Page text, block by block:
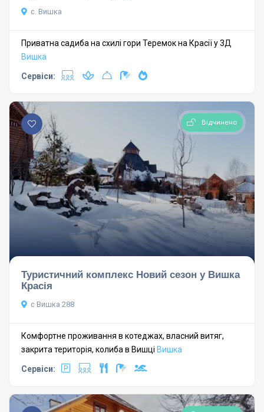
с. Вишка
Приватна садиба на схилі гори Теремок на Красії у 3Д
Вишка
Сервіси:
Відчинено
Туристичний комплекс Новий сезон у Вишка
Красія
с Вишка 288
Комфортне проживання в котеджах, власний витяг,
закрита територія, колиба в Вишці Вишка
Сервіси: